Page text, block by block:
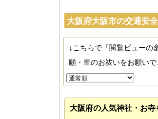
大阪府大阪市の交通安
↓こちらで「閲覧ビューの
願・車のお祓いをお願い
大阪府の人気神社・お寺